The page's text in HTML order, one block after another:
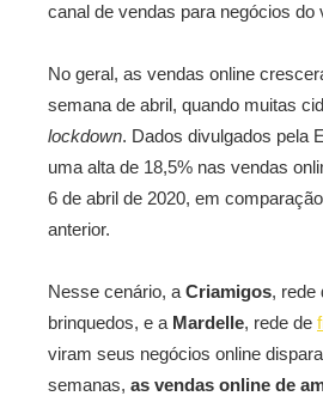
canal de vendas para negócios do
No geral, as vendas online
semana de abril, quando muitas
lockdown. Dados divulgados pela
uma alta de 18,5% nas vendas
6 de abril de 2020, em
anterior.
Nesse cenário, a Criamigos, rede
brinquedos, e a Mardelle, rede de
viram seus negócios online
semanas, as vendas online de